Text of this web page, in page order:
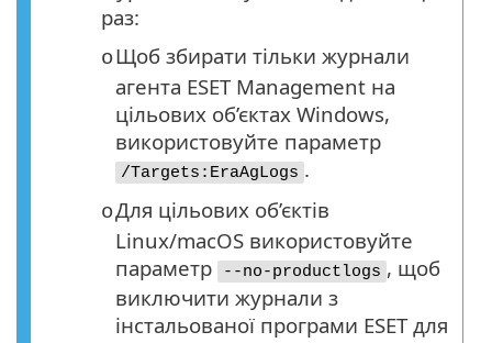
раз:
oЩоб збирати тільки журнали
агента ESET Management на
цільових об’єктах Windows,
використовуйте параметр
/Targets:EraAgLogs .
oДля цільових об’єктів
Linux/macOS використовуйте
параметр
--no-productlogs , щоб
виключити журнали з
інстальованої програми ESET для